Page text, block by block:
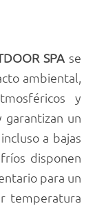
SPA se
ambiental,
y
un
a bajas
disponen
para un
temperatura